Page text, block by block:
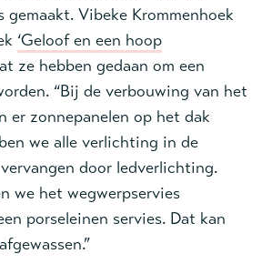
gemaakt. Vibeke Krommenhoek
‘Geloof en een hoop
ze hebben gedaan om een
“Bij de verbouwing van het
er zonnepanelen op het dak
we alle verlichting in de
door ledverlichting.
we het wegwerpservies
porseleinen servies. Dat kan